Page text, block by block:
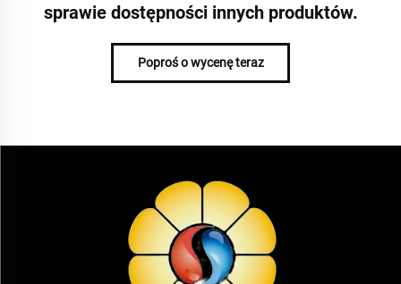
sprawie dostępności innych produktów.
Poproś o wycenę teraz